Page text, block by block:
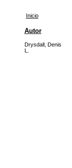
Inicio
Autor
Drysdall, Denis
L.